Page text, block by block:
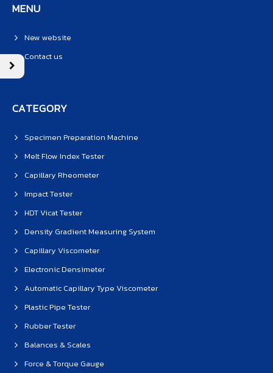
MENU
New website
Contact us
CATEGORY
Specimen Preparation Machine
Melt Flow Index Tester
Capillary Rheometer
Impact Tester
HDT Vicat Tester
Density Gradient Measuring System
Capillary Viscometer
Electronic Densimeter
Automatic Capillary Type Viscometer
Plastic Pipe Tester
Rubber Tester
Balances & Scales
Force & Torque Gauge